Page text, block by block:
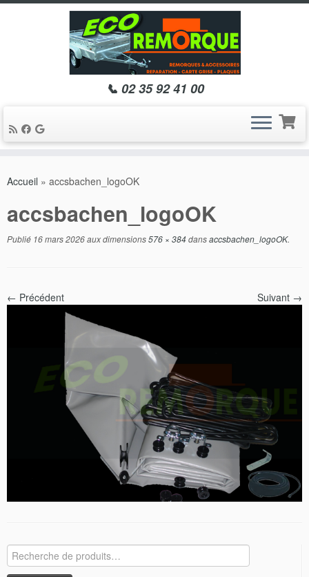
au
📞 02 35 92 41 00
Accueil » accsbachen_logoOK
accsbachen_logoOK
Publié 16 mars 2026aux dimensions576 × 384dansaccsbachen_logoOK.
← Précédent Suivant →
Recherche
pour :